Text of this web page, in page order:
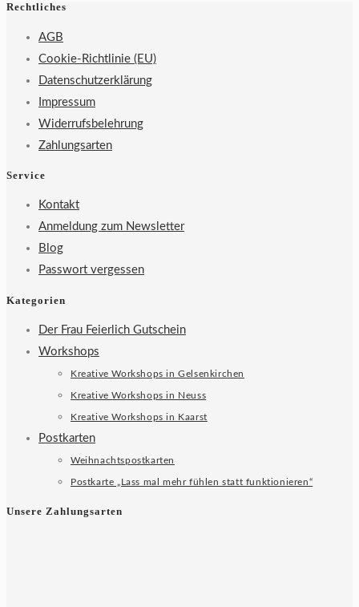
Rechtliches
AGB
Cookie-Richtlinie (EU)
Datenschutzerklärung
Impressum
Widerrufsbelehrung
Zahlungsarten
Service
Kontakt
Anmeldung zum Newsletter
Blog
Passwort vergessen
Kategorien
Der Frau Feierlich Gutschein
Workshops
Kreative Workshops in Gelsenkirchen
Kreative Workshops in Neuss
Kreative Workshops in Kaarst
Postkarten
Weihnachtspostkarten
Postkarte „Lass mal mehr fühlen statt funktionieren“
Unsere Zahlungsarten